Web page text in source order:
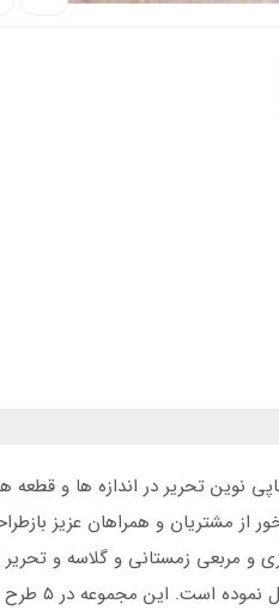
نوین تحریر در اندازه ها و
و مربعی زمستانی و گلاسه و
۵ طرح جذاب و متنوع آماده شده است و برای خوشنویسی خودکاری بسیار مناسب خواهد بود.